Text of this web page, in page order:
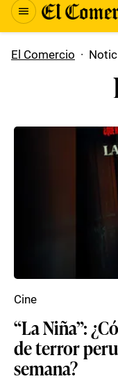
El Comercio ·
“La Niña”:
de terror
semana?
Cine